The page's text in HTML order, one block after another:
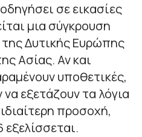
σε εικασίες
μια σύγκρουση
Δυτικής Ευρώπης
Ασίας. Αν και
υποθετικές,
εξετάζουν τα λόγια
προσοχή,